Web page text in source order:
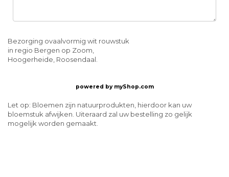
Bezorging ovaalvormig wit rouwstuk
in regio Bergen op Zoom,
Hoogerheide, Roosendaal.
powered by myShop.com
Let op: Bloemen zijn natuurprodukten, hierdoor kan uw
bloemstuk afwijken. Uiteraard zal uw bestelling zo gelijk
mogelijk worden gemaakt.